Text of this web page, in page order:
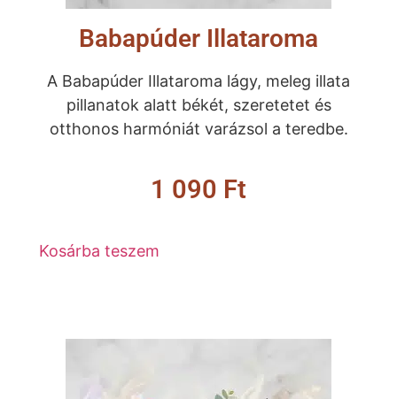
Babapúder Illataroma
A Babapúder Illataroma lágy, meleg illata
pillanatok alatt békét, szeretetet és
otthonos harmóniát varázsol a teredbe.
1 090 Ft
Kosárba teszem